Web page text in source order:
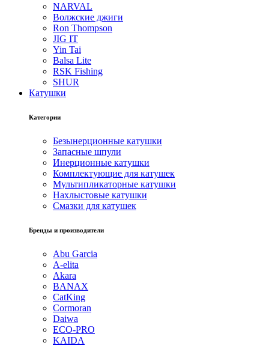
NARVAL
Волжские джиги
Ron Thompson
JIG IT
Yin Tai
Balsa Lite
RSK Fishing
SHUR
Катушки
Категории
Безынерционные катушки
Запасные шпули
Инерционные катушки
Комплектующие для катушек
Мультипликаторные катушки
Нахлыстовые катушки
Смазки для катушек
Бренды и производители
Abu Garcia
A-elita
Akara
BANAX
CatKing
Cormoran
Daiwa
ECO-PRO
KAIDA